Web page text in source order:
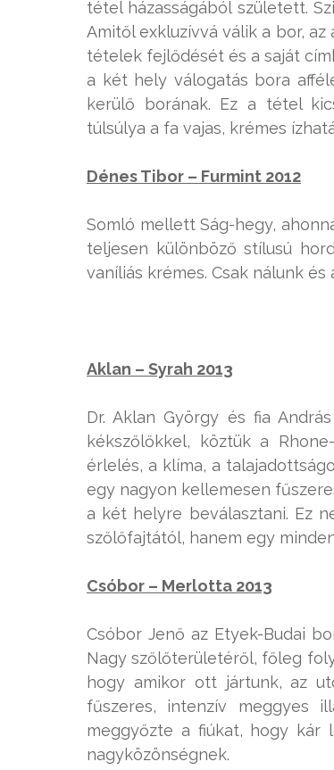
tétel házasságából született.
Amitől exkluzívvá válik a bor,
tételek fejlődését és a saját
a két hely válogatás bora
kerülő borának. Ez a tétel
túlsúlya a fa vajas, krémes
Dénes Tibor – Furmint 2012
Somló mellett Ság-hegy,
teljesen különböző stílusú
vaníliás krémes. Csak nálunk
Aklan – Syrah 2013
Dr. Aklan György és fia
kékszőlőkkel, köztük a
érlelés, a klíma, a
egy nagyon kellemesen
a két helyre beválasztani. Ez
szőlőfajtától, hanem egy
Csóbor – Merlotta 2013
Csóbor Jenő az Etyek-Budai
Nagy szőlőterületéről, főleg
hogy amikor ott jártunk, az
fűszeres, intenzív meggyes
meggyőzte a fiúkat, hogy
nagyközönségnek.